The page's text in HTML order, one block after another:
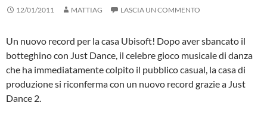
12/01/2011 MATTIAG LASCIA UN COMMENTO
Un nuovo record per la casa Ubisoft! Dopo aver sbancato il
botteghino con Just Dance, il celebre gioco musicale di danza
che ha immediatamente colpito il pubblico casual, la casa di
produzione si riconferma con un nuovo record grazie a Just
Dance 2.